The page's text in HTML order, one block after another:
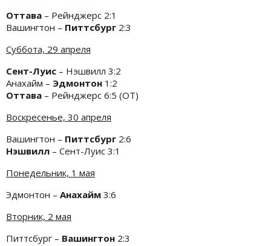
Оттава – Рейнджерс 2:1
Вашингтон – Питтсбург 2:3
Суббота, 29 апреля
Сент-Луис – Нэшвилл 3:2
Анахайм – Эдмонтон 1:2
Оттава – Рейнджерс 6:5 (ОТ)
Воскресенье, 30 апреля
Вашингтон – Питтсбург 2:6
Нэшвилл – Сент-Луис 3:1
Понедельник, 1 мая
Эдмонтон – Анахайм 3:6
Вторник, 2 мая
Питтсбург – Вашингтон 2:3